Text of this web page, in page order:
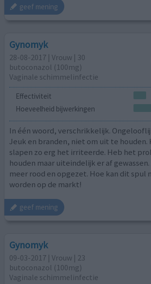
geef mening
Gynomyk
28-08-2017 | Vrouw | 30
butoconazol (100mg)
Vaginale schimmelinfectie
Effectiviteit
Hoeveelheid bijwerkingen
In één woord, verschrikkelijk.
Jeuk en branden, niet om uit te houden.
slapen zo erg het irriteerde. Heb het
houden maar uiteindelijk er af gewassen.
meer rood en opgezet. Hoe kan dit spul
worden op de markt!
geef mening
Gynomyk
09-03-2017 | Vrouw | 23
butoconazol (100mg)
Vaginale schimmelinfectie